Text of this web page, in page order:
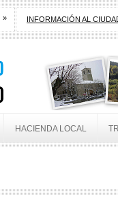
» INFORMACIÓN AL
HACIENDA LOCAL